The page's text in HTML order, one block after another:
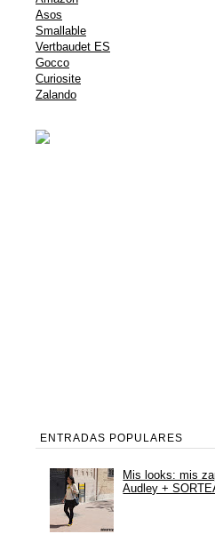
Asos
Smallable
Vertbaudet ES
Gocco
Curiosite
Zalando
ENTRADAS POPULARES
Mis looks: mis
Audley +